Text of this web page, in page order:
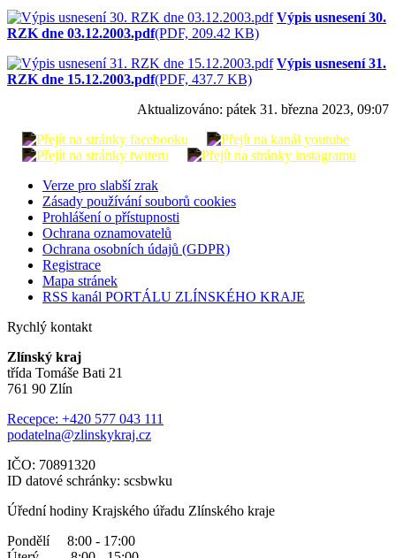
Výpis usnesení 30.
RZK dne 03.12.2003.pdf(PDF, 209.42 KB)
Výpis usnesení 31.
RZK dne 15.12.2003.pdf(PDF, 437.7 KB)
Aktualizováno: pátek 31. března 2023, 09:07
Verze pro slabší zrak
Zásady používání souborů cookies
Prohlášení o přístupnosti
Ochrana oznamovatelů
Ochrana osobních údajů (GDPR)
Registrace
Mapa stránek
RSS kanál PORTÁLU ZLÍNSKÉHO KRAJE
Rychlý kontakt
Zlínský kraj
třída Tomáše Bati 21
761 90 Zlín
Recepce: +420 577 043 111
podatelna@zlinskykraj.cz
IČO: 70891320
ID datové schránky: scsbwku
Úřední hodiny Krajského úřadu Zlínského kraje
Pondělí 8:00 - 17:00